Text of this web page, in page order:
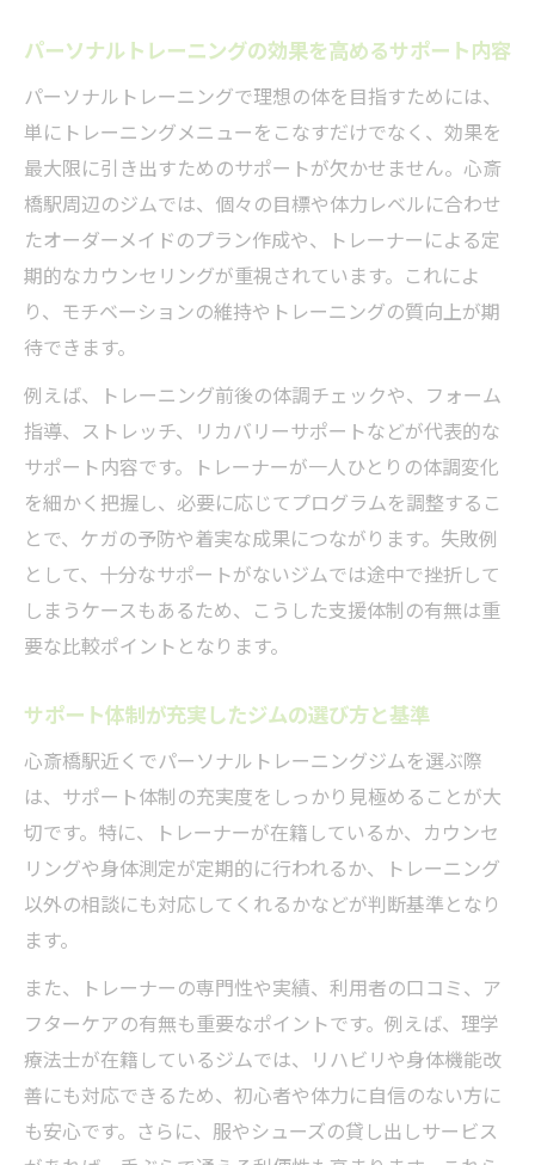
パーソナルトレーニングの効果を高めるサポート内容
パーソナルトレーニングで理想の体を目指すためには、
単にトレーニングメニューをこなすだけでなく、効果を
最大限に引き出すためのサポートが欠かせません。心斎
橋駅周辺のジムでは、個々の目標や体力レベルに合わせ
たオーダーメイドのプラン作成や、トレーナーによる定
期的なカウンセリングが重視されています。これによ
り、モチベーションの維持やトレーニングの質向上が期
待できます。
例えば、トレーニング前後の体調チェックや、フォーム
指導、ストレッチ、リカバリーサポートなどが代表的な
サポート内容です。トレーナーが一人ひとりの体調変化
を細かく把握し、必要に応じてプログラムを調整するこ
とで、ケガの予防や着実な成果につながります。失敗例
として、十分なサポートがないジムでは途中で挫折して
しまうケースもあるため、こうした支援体制の有無は重
要な比較ポイントとなります。
サポート体制が充実したジムの選び方と基準
心斎橋駅近くでパーソナルトレーニングジムを選ぶ際
は、サポート体制の充実度をしっかり見極めることが大
切です。特に、トレーナーが在籍しているか、カウンセ
リングや身体測定が定期的に行われるか、トレーニング
以外の相談にも対応してくれるかなどが判断基準となり
ます。
また、トレーナーの専門性や実績、利用者の口コミ、ア
フターケアの有無も重要なポイントです。例えば、理学
療法士が在籍しているジムでは、リハビリや身体機能改
善にも対応できるため、初心者や体力に自信のない方に
も安心です。さらに、服やシューズの貸し出しサービス